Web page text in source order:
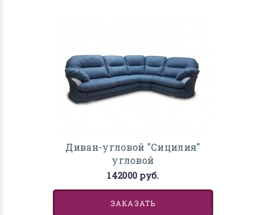
Диван-угловой "Сицилия"
угловой
142000 руб.
ЗАКАЗАТЬ